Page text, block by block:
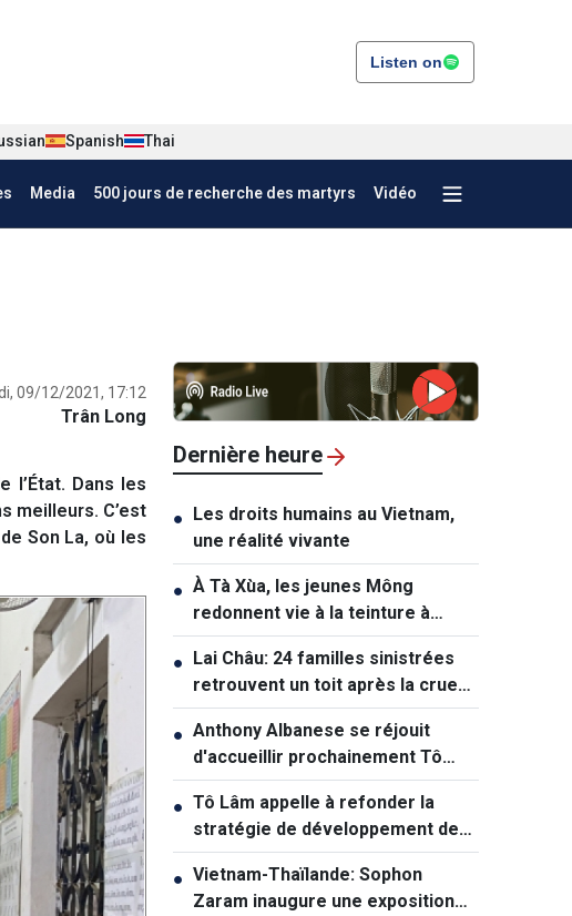
Listen on
Spanish Thai
Media 500 jours de recherche des martyrs Vidéo
09/12/2021, 17:12
Trân Long
l’État. Dans les
meilleurs. C’est
Son La, où les
Dernière heure
● Les droits humains au Vietnam,
une réalité vivante
● À Tà Xùa, les jeunes Mông
redonnent vie à la teinture à
l’indigo
● Lai Châu: 24 familles sinistrées
retrouvent un toit après la crue
de Muong Than
● Anthony Albanese se réjouit
d'accueillir prochainement Tô
Lâm en Australie
● Tô Lâm appelle à refonder la
stratégie de développement des
infrastructures
● Vietnam-Thaïlande: Sophon
Zaram inaugure une exposition